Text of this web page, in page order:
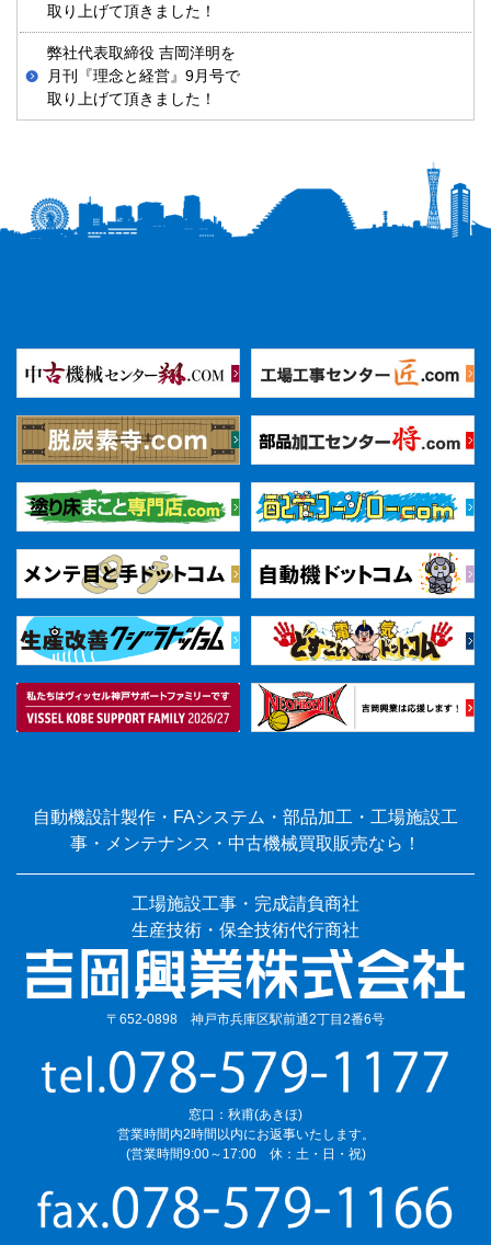
取り上げて頂きました！
弊社代表取締役 吉岡洋明を
月刊『理念と経営』9月号で
取り上げて頂きました！
自動機設計製作・FAシステム・部品加工・工場施設工
事・メンテナンス・中古機械買取販売なら！
工場施設工事・完成請負商社
生産技術・保全技術代行商社
〒652-0898 神戸市兵庫区駅前通2丁目2番6号
窓口：秋甫(あきほ)
営業時間内2時間以内にお返事いたします。
(営業時間9:00～17:00 休：土・日・祝)